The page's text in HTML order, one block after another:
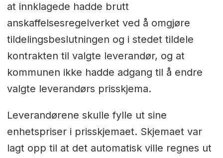
at innklagede hadde brutt
anskaffelsesregelverket ved å omgjøre
tildelingsbeslutningen og i stedet tildele
kontrakten til valgte leverandør, og at
kommunen ikke hadde adgang til å endre
valgte leverandørs prisskjema.
Leverandørene skulle fylle ut sine
enhetspriser i prisskjemaet. Skjemaet var
lagt opp til at det automatisk ville regnes ut